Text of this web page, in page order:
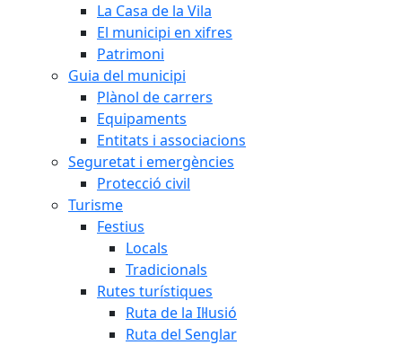
La Casa de la Vila
El municipi en xifres
Patrimoni
Guia del municipi
Plànol de carrers
Equipaments
Entitats i associacions
Seguretat i emergències
Protecció civil
Turisme
Festius
Locals
Tradicionals
Rutes turístiques
Ruta de la Il·lusió
Ruta del Senglar